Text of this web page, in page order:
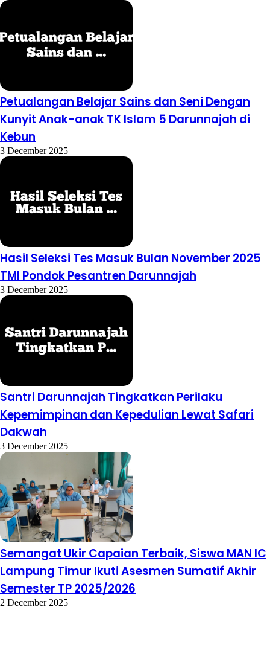
Petualangan Belajar Sains dan Seni Dengan
Kunyit Anak-anak TK Islam 5 Darunnajah di
Kebun
3 December 2025
Hasil Seleksi Tes Masuk Bulan November 2025
TMI Pondok Pesantren Darunnajah
3 December 2025
Santri Darunnajah Tingkatkan Perilaku
Kepemimpinan dan Kepedulian Lewat Safari
Dakwah
3 December 2025
Semangat Ukir Capaian Terbaik, Siswa MAN IC
Lampung Timur Ikuti Asesmen Sumatif Akhir
Semester TP 2025/2026
2 December 2025